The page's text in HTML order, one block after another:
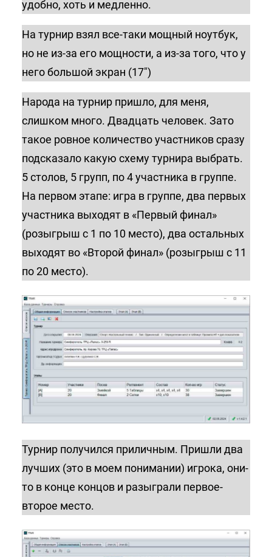
удобно, хоть и медленно.
На турнир взял все-таки мощный ноутбук,
но не из-за его мощности, а из-за того, что у
него большой экран (17″)
Народа на турнир пришло, для меня,
слишком много. Двадцать человек. Зато
такое ровное количество участников сразу
подсказало какую схему турнира выбрать.
5 столов, 5 групп, по 4 участника в группе.
На первом этапе: игра в группе, два первых
участника выходят в «Первый финал»
(розыгрыш с 1 по 10 место), два остальных
выходят во «Второй финал» (розыгрыш с 11
по 20 место).
Турнир получился приличным. Пришли два
лучших (это в моем понимании) игрока, они-
то в конце концов и разыграли первое-
второе место.